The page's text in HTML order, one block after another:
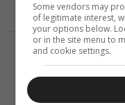
Some vendors may
of legitimate interest,
your options below.
or in the site menu to
and cookie settings.